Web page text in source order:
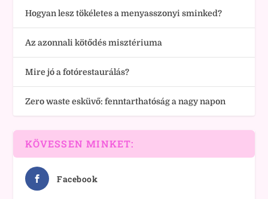
Hogyan lesz tökéletes a menyasszonyi sminked?
Az azonnali kötődés misztériuma
Mire jó a fotórestaurálás?
Zero waste esküvő: fenntarthatóság a nagy napon
KÖVESSEN MINKET:
Facebook